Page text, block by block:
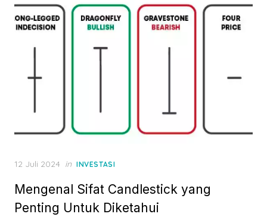
o
n
P
s
t
e
12 Juli 2024 in INVESTASI
Mengenal Sifat Candlestick yang
Penting Untuk Diketahui